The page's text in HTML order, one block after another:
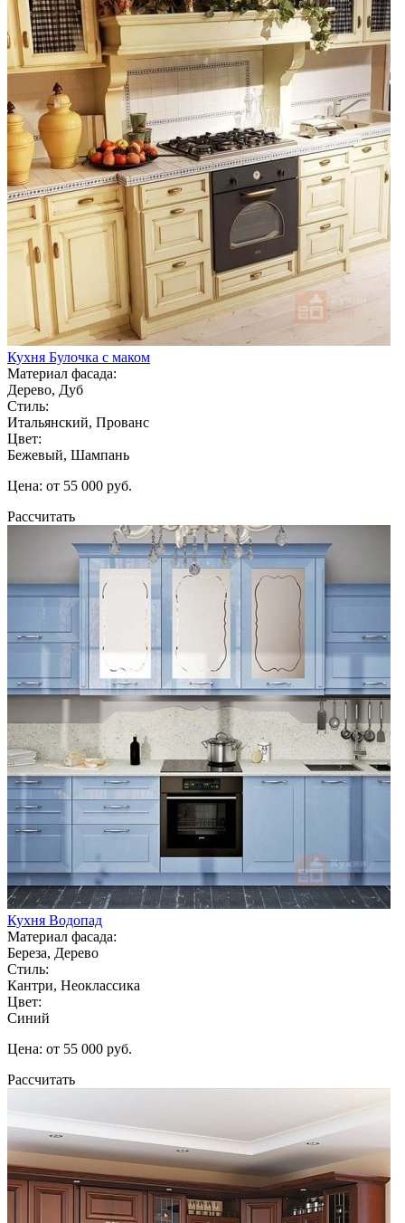
Кухня Булочка с маком
Материал фасада:
Дерево, Дуб
Стиль:
Итальянский, Прованс
Цвет:
Бежевый, Шампань
Цена: от 55 000 руб.
Рассчитать
Кухня Водопад
Материал фасада:
Береза, Дерево
Стиль:
Кантри, Неоклассика
Цвет:
Синий
Цена: от 55 000 руб.
Рассчитать